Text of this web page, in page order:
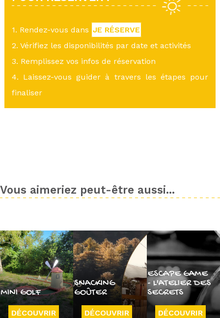
1. Rendez-vous dans JE RÉSERVE
2. Vérifiez les disponibilités par date et activités
3. Remplissez vos infos de réservation
4. Laissez-vous guider à travers les étapes pour
finaliser
Vous aimeriez peut-être aussi...
MINI GOLF
DÉCOUVRIR
SNACKING
GOÛTER
DÉCOUVRIR
ESCAPE GAME
- L'ATELIER DES
SECRETS
DÉCOUVRIR